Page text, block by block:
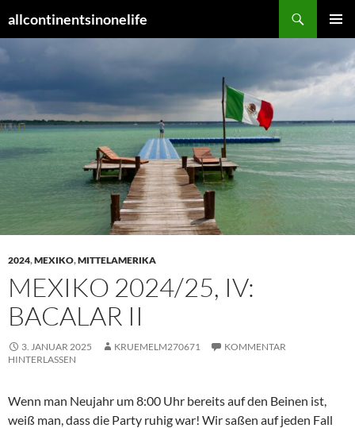
Inhalt
springen
allcontinentsinonelife
2024,MEXIKO,MITTELAMERIKA
MEXIKO 2024/25, IV:
BACALAR II
3. JANUAR 2025 KRUEMELM270671
KOMMENTAR
HINTERLASSEN
Wenn man Neujahr um 8:00 Uhr bereits auf den Beinen ist,
weiß man, dass die Party ruhig war! Wir saßen auf jeden Fall